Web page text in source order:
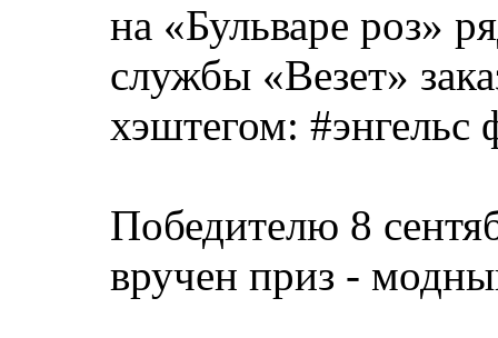
на «Бульваре роз»
службы «Везет»
хэштегом: #энгельс
Победителю 8
вручен приз -